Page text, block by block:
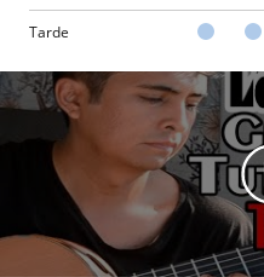
Tarde